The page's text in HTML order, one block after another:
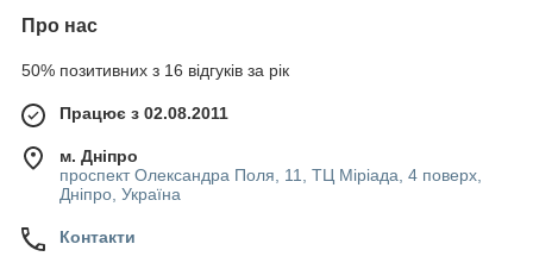
Про нас
50% позитивних з 16 відгуків за рік
Працює з 02.08.2011
м. Дніпро
проспект Олександра Поля, 11, ТЦ Міріада, 4 поверх,
Дніпро, Україна
Контакти